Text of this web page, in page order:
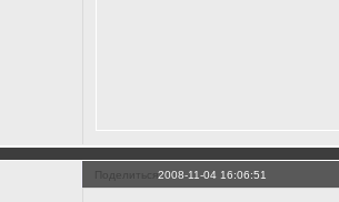
Поделиться2008-11-04 16:06:51